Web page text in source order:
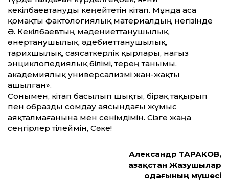
кекілбаевтануды кеңейтетін кітап. Мұнда аса
қомақты фактологиялық материалдың негізінде
Ә. Кекілбаевтың мәдениеттанушылық,
өнертанушылық, әдебиеттанушылық,
тарихшылық, саясаткерлік қырлары, нағыз
энциклопедиялық білімі, терең танымы,
академиялық универсализмі жан-жақты
ашылған».
Сонымен, кітап басылып шықты, бірақ тақырып
пен образды сомдау аясындағы жұмыс
аяқталмағанына мен сенімдімін. Сізге жаңа
сеңгірлер тілеймін, Сәке!
Александр ТАРАКОВ,
Қазақстан Жазушылар
одағының мүшесі